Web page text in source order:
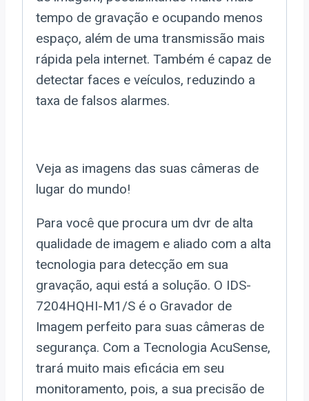
tempo de gravação e ocupando menos
espaço, além de uma transmissão mais
rápida pela internet. Também é capaz de
detectar faces e veículos, reduzindo a
taxa de falsos alarmes.
Veja as imagens das suas câmeras de
lugar do mundo!
Para você que procura um dvr de alta
qualidade de imagem e aliado com a alta
tecnologia para detecção em sua
gravação, aqui está a solução. O IDS-
7204HQHI-M1/S é o Gravador de
Imagem perfeito para suas câmeras de
segurança. Com a Tecnologia AcuSense,
trará muito mais eficácia em seu
monitoramento, pois, a sua precisão de